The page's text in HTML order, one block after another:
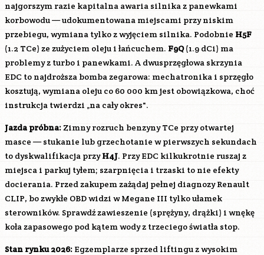
najgorszym razie kapitalna awaria silnika z panewkami
korbowodu — udokumentowana miejscami przy niskim
przebiegu, wymiana tylko z wyjęciem silnika. Podobnie H5F
(1.2 TCe) ze zużyciem oleju i łańcuchem. F9Q(1.9 dCi) ma
problemy z turbo i panewkami. A dwusprzęgłowa skrzynia
EDC to najdroższa bomba zegarowa: mechatronika i sprzęgło
kosztują, wymiana oleju co 60 000 km jest obowiązkowa, choć
instrukcja twierdzi „na cały okres".
Jazda próbna:Zimny rozruch benzyny TCe przy otwartej
masce — stukanie lub grzechotanie w pierwszych sekundach
to dyskwalifikacja przyH4J. Przy EDC kilkukrotnie ruszaj z
miejsca i parkuj tyłem; szarpnięcia i trzaski to nie efekty
docierania. Przed zakupem zażądaj pełnej diagnozy Renault
CLIP, bo zwykłe OBD widzi w Megane III tylko ułamek
sterowników. Sprawdź zawieszenie (sprężyny, drążki) i wnękę
koła zapasowego pod kątem wody z trzeciego światła stop.
Stan rynku 2026: Egzemplarze sprzed liftingu z wysokim